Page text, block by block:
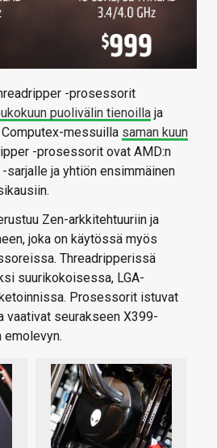
-prosessorit
puolivälin tienoilla ja
messuilla saman kuun
-prosessorit ovat AMD:n
sarjalle ja yhtiön ensimmäinen
Zen-arkkitehtuuriin ja
joka on käytössä myös
Threadripperissä
suurikokoisessa, LGA-
Prosessorit istuvat
vaativat seurakseen X399-
emolevyn.